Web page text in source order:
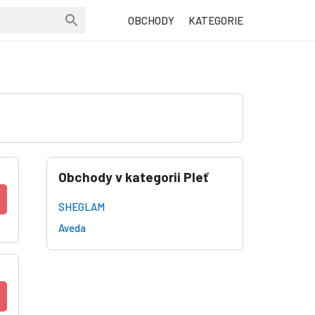
OBCHODY KATEGORIE
Obchody v kategorii Pleť
SHEGLAM
Aveda